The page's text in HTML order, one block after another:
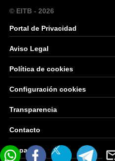
© EITB - 2026
Portal de Privacidad
Aviso Legal
Política de cookies
Configuración cookies
Transparencia
Contacto
Mapa Web